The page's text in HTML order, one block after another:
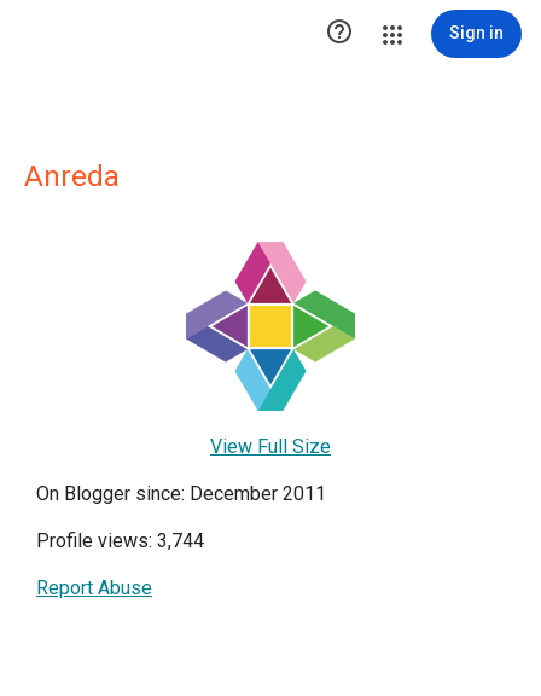
 Sign in
Anreda
View Full Size
On Blogger since: December 2011
Profile views: 3,744
Report Abuse